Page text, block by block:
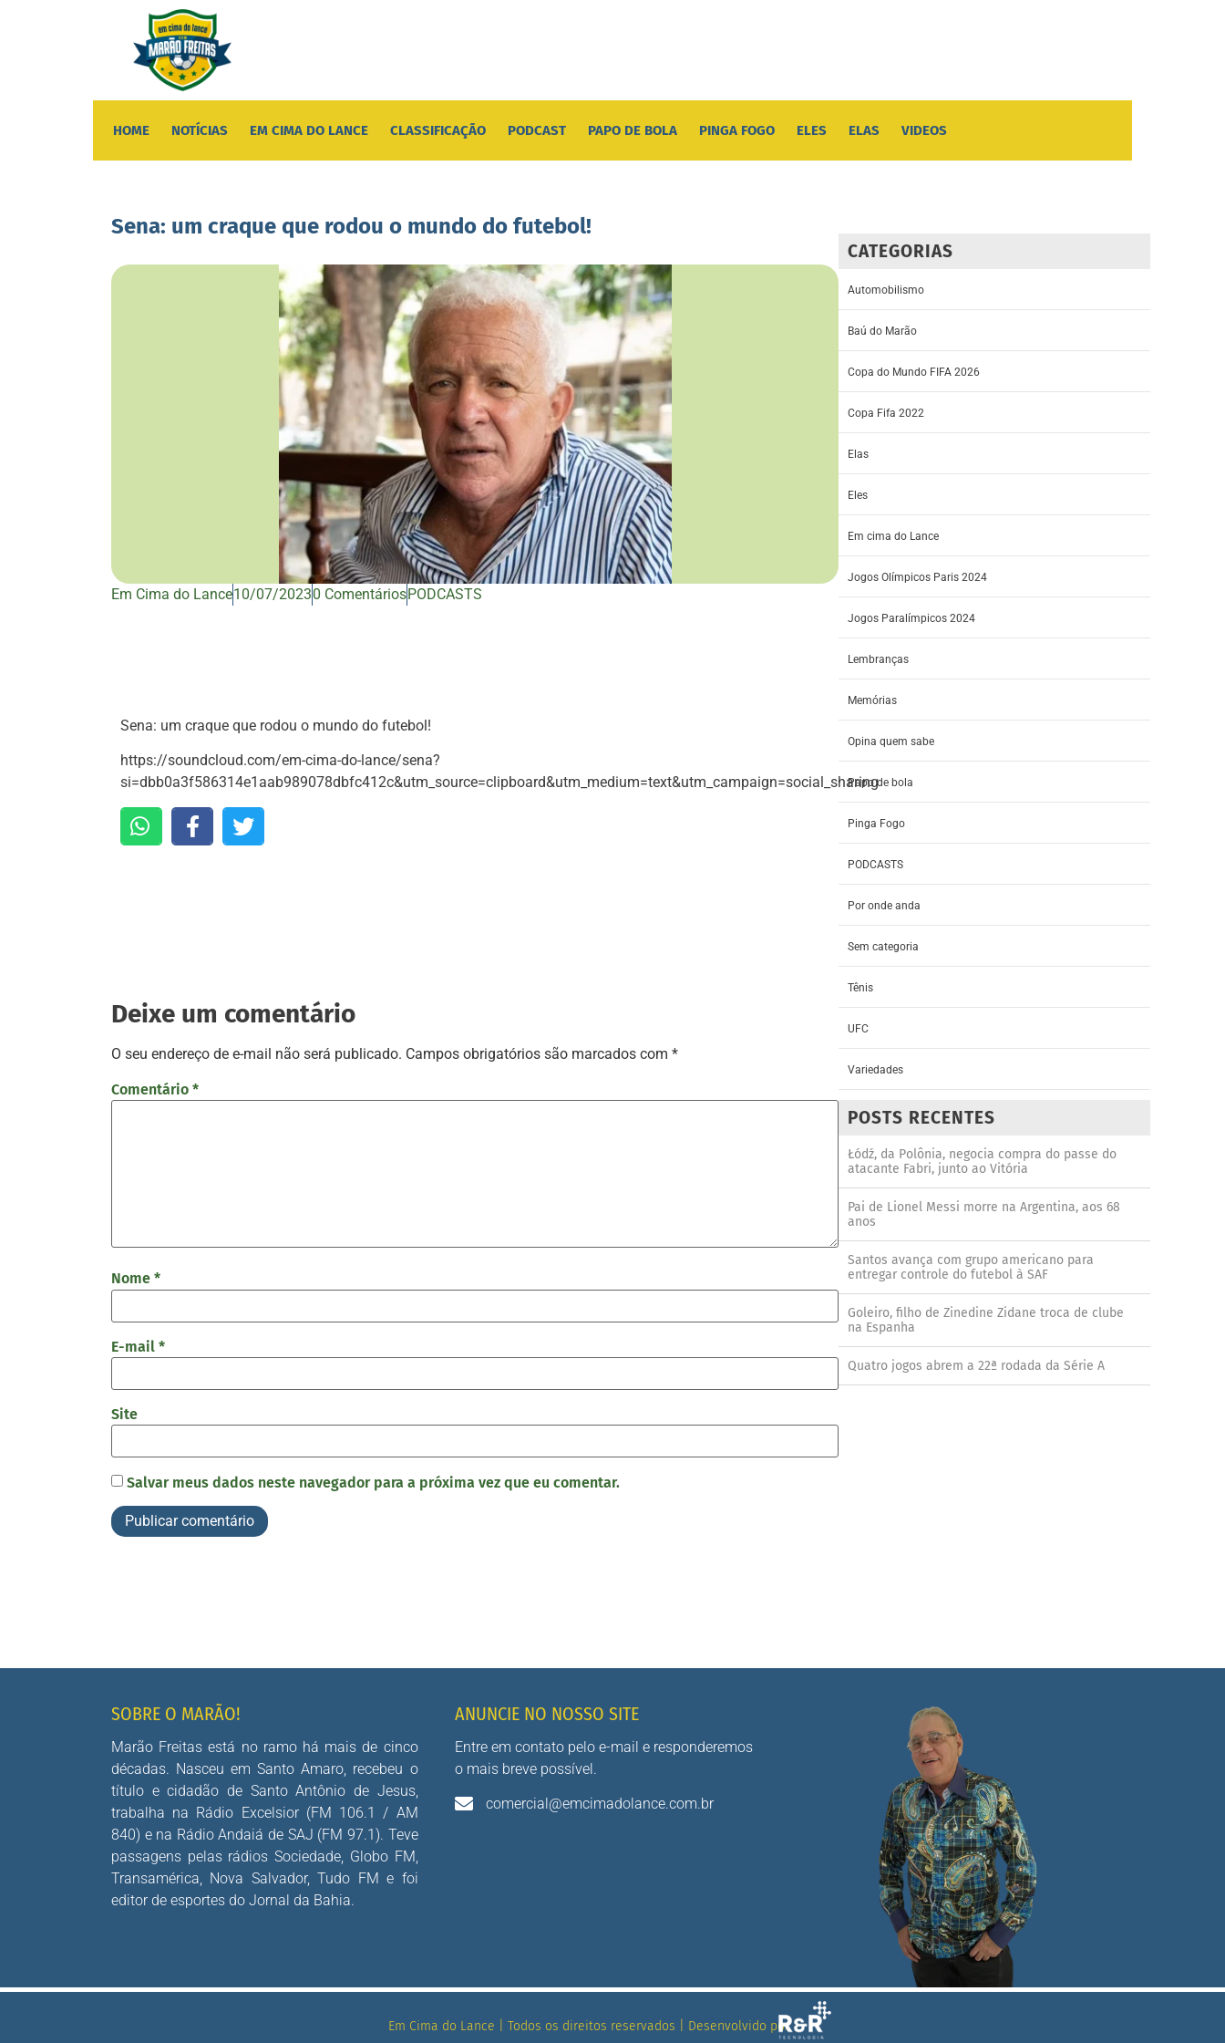
HOME NOTÍCIAS EM CIMA DO LANCE CLASSIFICAÇÃO PODCAST PAPO DE BOLA PINGA FOGO ELES ELAS VIDEOS
Sena: um craque que rodou o mundo do futebol!
Em Cima do Lance10/07/20230 ComentáriosPODCASTS
Sena: um craque que rodou o mundo do futebol!
https://soundcloud.com/em-cima-do-lance/sena?
si=dbb0a3f586314e1aab989078dbfc412c&utm_source=clipboard&utm_medium=text&utm_campaign=social_sharing
Deixe um comentário
O seu endereço de e-mail não será publicado. Campos obrigatórios são marcados com *
Comentário *
Nome *
E-mail *
Site
Salvar meus dados neste navegador para a próxima vez que eu comentar.
CATEGORIAS
Automobilismo
Baú do Marão
Copa do Mundo FIFA 2026
Copa Fifa 2022
Elas
Eles
Em cima do Lance
Jogos Olímpicos Paris 2024
Jogos Paralímpicos 2024
Lembranças
Memórias
Opina quem sabe
Papo de bola
Pinga Fogo
PODCASTS
Por onde anda
Sem categoria
Tênis
UFC
Variedades
POSTS RECENTES
Łódź, da Polônia, negocia compra do passe do
atacante Fabri, junto ao Vitória
Pai de Lionel Messi morre na Argentina, aos 68
anos
Santos avança com grupo americano para
entregar controle do futebol à SAF
Goleiro, filho de Zinedine Zidane troca de clube
na Espanha
Quatro jogos abrem a 22ª rodada da Série A
SOBRE O MARÃO!
Marão Freitas está no ramo há mais de cinco
décadas. Nasceu em Santo Amaro, recebeu o
título e cidadão de Santo Antônio de Jesus,
trabalha na Rádio Excelsior (FM 106.1 / AM
840) e na Rádio Andaiá de SAJ (FM 97.1). Teve
passagens pelas rádios Sociedade, Globo FM,
Transamérica, Nova Salvador, Tudo FM e foi
editor de esportes do Jornal da Bahia.
ANUNCIE NO NOSSO SITE
Entre em contato pelo e-mail e responderemos
o mais breve possível.
comercial@emcimadolance.com.br
Em Cima do Lance | Todos os direitos reservados | Desenvolvido por